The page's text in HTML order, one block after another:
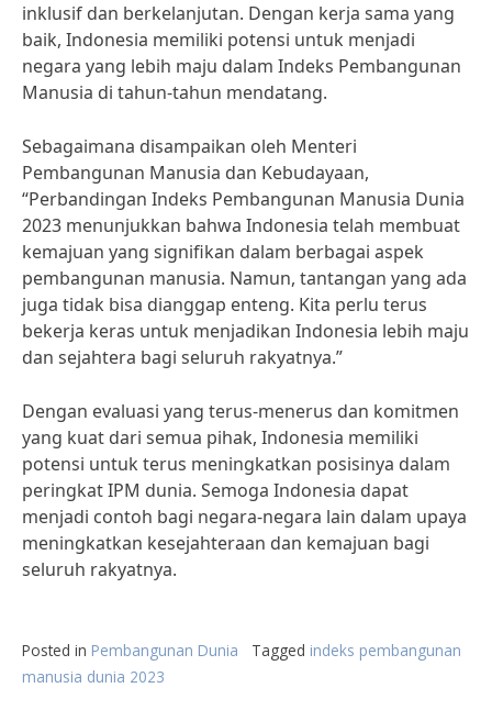
inklusif dan berkelanjutan. Dengan kerja sama yang
baik, Indonesia memiliki potensi untuk menjadi
negara yang lebih maju dalam Indeks Pembangunan
Manusia di tahun-tahun mendatang.
Sebagaimana disampaikan oleh Menteri
Pembangunan Manusia dan Kebudayaan,
“Perbandingan Indeks Pembangunan Manusia Dunia
2023 menunjukkan bahwa Indonesia telah membuat
kemajuan yang signifikan dalam berbagai aspek
pembangunan manusia. Namun, tantangan yang ada
juga tidak bisa dianggap enteng. Kita perlu terus
bekerja keras untuk menjadikan Indonesia lebih maju
dan sejahtera bagi seluruh rakyatnya.”
Dengan evaluasi yang terus-menerus dan komitmen
yang kuat dari semua pihak, Indonesia memiliki
potensi untuk terus meningkatkan posisinya dalam
peringkat IPM dunia. Semoga Indonesia dapat
menjadi contoh bagi negara-negara lain dalam upaya
meningkatkan kesejahteraan dan kemajuan bagi
seluruh rakyatnya.
Posted in Pembangunan Dunia Tagged indeks pembangunan
manusia dunia 2023